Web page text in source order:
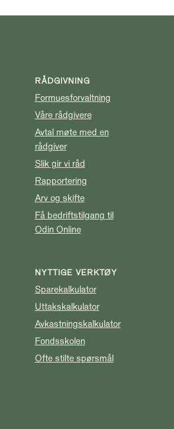
RÅDGIVNING
Formuesforvaltning
Våre rådgivere
Avtal møte med en
rådgiver
Slik gir vi råd
Rapportering
Arv og skifte
Få bedriftstilgang til
Odin Online
NYTTIGE VERKTØY
Sparekalkulator
Uttakskalkulator
Avkastningskalkulator
Fondsskolen
Ofte stilte spørsmål